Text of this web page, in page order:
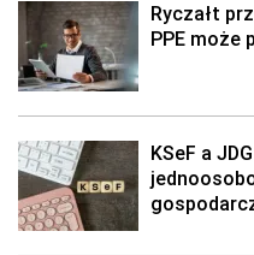
Ryczałt
PPE może
KSeF a